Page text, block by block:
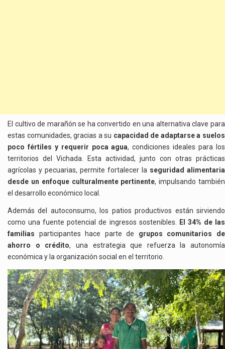
El cultivo de marañón se ha convertido en una alternativa clave para
estas comunidades, gracias a su capacidad de adaptarse a suelos
poco fértiles y requerir poca agua, condiciones ideales para los
territorios del Vichada. Esta actividad, junto con otras prácticas
agrícolas y pecuarias, permite fortalecer la seguridad alimentaria
desde un enfoque culturalmente pertinente, impulsando también
el desarrollo económico local.
Además del autoconsumo, los patios productivos están sirviendo
como una fuente potencial de ingresos sostenibles. El 34% de las
familias participantes hace parte de grupos comunitarios de
ahorro o crédito, una estrategia que refuerza la autonomía
económica y la organización social en el territorio.